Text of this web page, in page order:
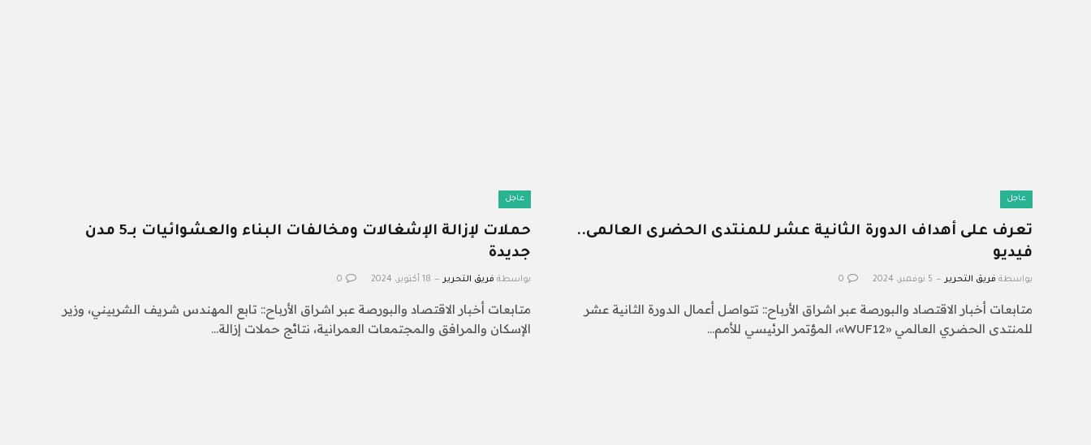
عاجل
تعرف على أهداف الدورة الثانية عشر للمنتدى الحضرى العالمى..
فيديو
بواسطة فريق التحرير 5 نوفمبر، 2024 0
متابعات أخبار الاقتصاد والبورصة عبر اشراق الأرباح:: تتواصل أعمال الدورة الثانية عشر
للمنتدى الحضري العالمي «WUF12»، المؤتمر الرئيسي للأمم…
عاجل
حملات لإزالة الإشغالات ومخالفات البناء والعشوائيات بـ5 مدن
جديدة
بواسطة فريق التحرير 18 أكتوبر، 2024 0
متابعات أخبار الاقتصاد والبورصة عبر اشراق الأرباح:: تابع المهندس شريف الشربيني، وزير
الإسكان والمرافق والمجتمعات العمرانية، نتائج حملات إزالة…